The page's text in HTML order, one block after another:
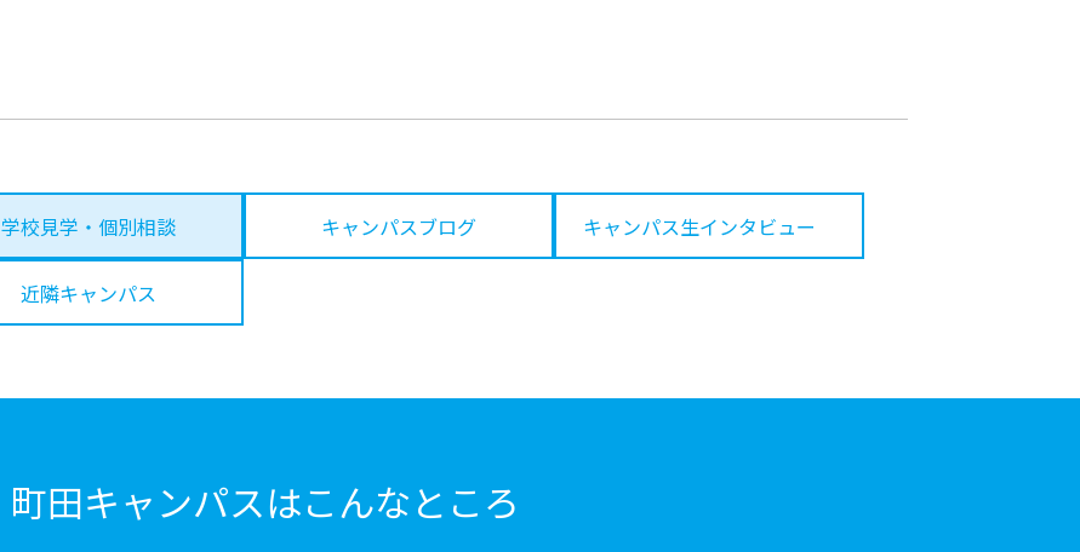
学校見学・個別相談 キャンパスブログ キャンパス生インタビュー
近隣キャンパス
町田キャンパスはこんなところ